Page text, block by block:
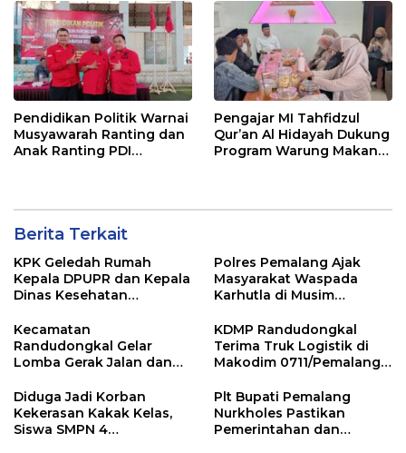
Pendidikan Politik Warnai
Musyawarah Ranting dan
Anak Ranting PDI
Pengajar MI Tahfidzul
Qur’an Al Hidayah Dukung
Program Warung Makan
Berita Terkait
KPK Geledah Rumah
Kepala DPUPR dan Kepala
Dinas Kesehatan
Polres Pemalang Ajak
Masyarakat Waspada
Karhutla di Musim
Kecamatan
Randudongkal Gelar
Lomba Gerak Jalan dan
HUT RI ke-81
KDMP Randudongkal
Terima Truk Logistik di
Makodim 0711/Pemalang
Desa
Diduga Jadi Korban
Kekerasan Kakak Kelas,
Siswa SMPN 4
Plt Bupati Pemalang
Nurkholes Pastikan
Pemerintahan dan